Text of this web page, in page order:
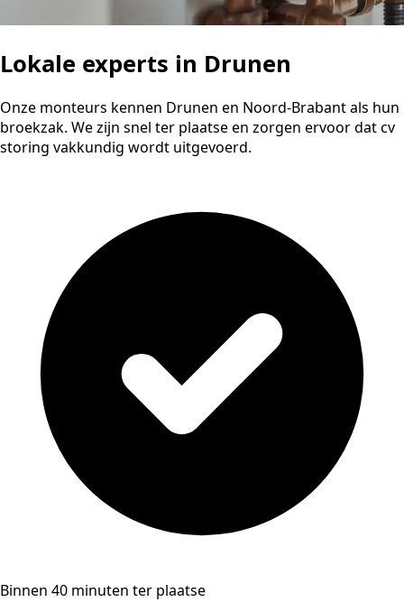
Lokale experts in Drunen
Onze monteurs kennen Drunen en Noord-Brabant als hun
broekzak. We zijn snel ter plaatse en zorgen ervoor dat cv
storing vakkundig wordt uitgevoerd.
Binnen 40 minuten ter plaatse